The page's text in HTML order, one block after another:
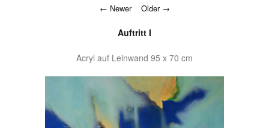
Newer Older
Auftritt I
Acryl auf Leinwand 95 x 70 cm